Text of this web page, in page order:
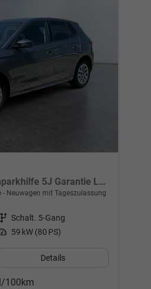
Selection 1,0 MPI Klima Einparkhilfe 5J Garantie LED Apple Carplay Bluetooth
Neuwagen mit Tageszulassung
Getriebe Schalt. 5-Gang
Leistung 59 kW (80 PS)
Details
100km